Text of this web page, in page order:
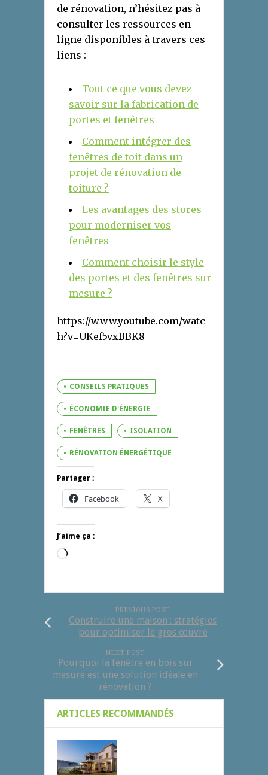
de rénovation, n’hésitez pas à
consulter les ressources en
ligne disponibles à travers ces
liens :
Tout ce que vous devez
savoir sur la fabrication de
portes et fenêtres
Comment intégrer des
fenêtres de toit dans un
projet de rénovation de
toiture ?
Les avantages des stores
pour moderniser vos
fenêtres
Comment choisir le style
des portes et des fenêtres sur
mesure ?
https://www.youtube.com/watc
h?v=UKef5vxBBK8
CONSEILS PRATIQUES
ÉCONOMIE D'ÉNERGIE
FENÊTRES ISOLATION
RÉNOVATION ÉNERGÉTIQUE
Partager :
Facebook X
J’aime ça :
Chargement…
PREVIOUS POST
Construire une maison : stratégies
pour optimiser le gros œuvre
NEXT POST
Pourquoi la fenêtre en bois sur
mesure est une solution idéale en
rénovation ?
ARTICLES RECOMMANDÉS